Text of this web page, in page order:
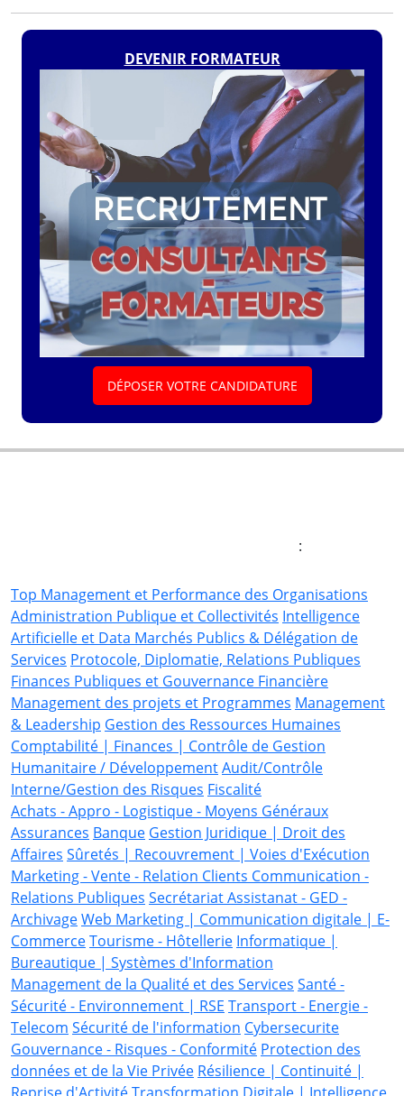
DEVENIR FORMATEUR
DÉPOSER VOTRE CANDIDATURE
:
Top Management et Performance des Organisations
Administration Publique et Collectivités Intelligence
Artificielle et Data Marchés Publics & Délégation de
Services Protocole, Diplomatie, Relations Publiques
Finances Publiques et Gouvernance Financière
Management des projets et Programmes Management
& Leadership Gestion des Ressources Humaines
Comptabilité | Finances | Contrôle de Gestion
Humanitaire / DéveloppementAudit/Contrôle
Interne/Gestion des Risques Fiscalité
Achats - Appro - Logistique - Moyens Généraux
Assurances Banque Gestion Juridique | Droit des
Affaires Sûretés | Recouvrement | Voies d'Exécution
Marketing - Vente - Relation Clients Communication -
Relations Publiques Secrétariat Assistanat - GED -
ArchivageWeb Marketing | Communication digitale | E-
CommerceTourisme - Hôtellerie Informatique |
Bureautique | Systèmes d'Information
Management de la Qualité et des Services Santé -
Sécurité - Environnement | RSE Transport - Energie -
Telecom Sécurité de l'information Cybersecurite
Gouvernance - Risques - Conformité Protection des
données et de la Vie Privée Résilience | Continuité |